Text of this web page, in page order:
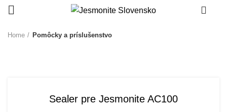
Home Pomôcky a príslušenstvo
Sealer pre Jesmonite AC100